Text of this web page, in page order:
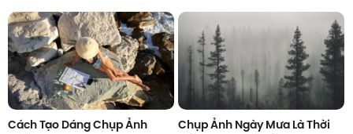
Cách Tạo Dáng Chụp Ảnh
Chụp Ảnh Ngày Mưa Là Thời